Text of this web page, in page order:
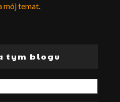
mój temat.
tym blogu